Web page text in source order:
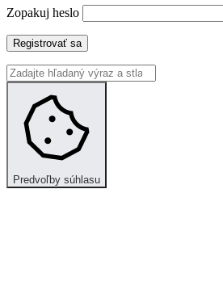
Zopakuj heslo
Registrovať sa
Predvoľby súhlasu